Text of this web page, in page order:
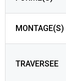
MONTAGE(S)
TRAVERSEE